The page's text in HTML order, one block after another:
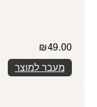
₪49.00
מעבר למוצר